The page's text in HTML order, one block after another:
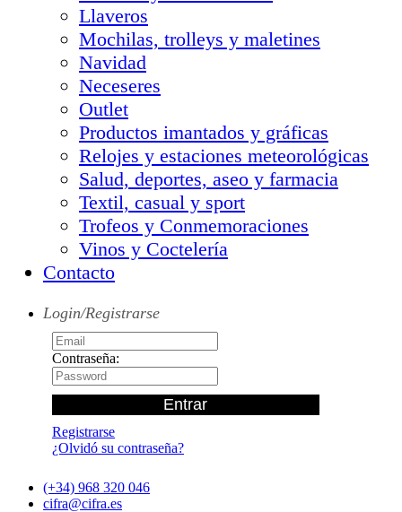
Llaveros
Mochilas, trolleys y maletines
Navidad
Neceseres
Outlet
Productos imantados y gráficas
Relojes y estaciones meteorológicas
Salud, deportes, aseo y farmacia
Textil, casual y sport
Trofeos y Conmemoraciones
Vinos y Coctelería
Contacto
Login/Registrarse
Contraseña:
Registrarse
¿Olvidó su contraseña?
(+34) 968 320 046
cifra@cifra.es